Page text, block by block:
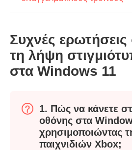
Βήμα 2.
Συχνές ερωτήσεις
τη λήψη
στα Windows 11
1. Πώς να κάνετε
οθόνης στα
χρησιμοποιώντας
παιχνιδιών Xbox;